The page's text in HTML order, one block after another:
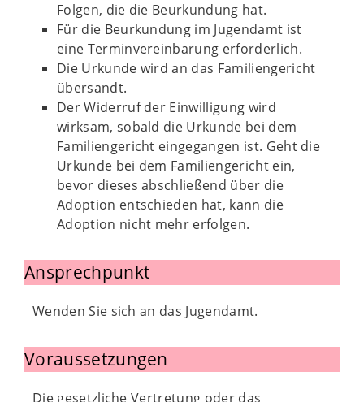
Folgen, die die Beurkundung hat.
Für die Beurkundung im Jugendamt ist
eine Terminvereinbarung erforderlich.
Die Urkunde wird an das Familiengericht
übersandt.
Der Widerruf der Einwilligung wird
wirksam, sobald die Urkunde bei dem
Familiengericht eingegangen ist. Geht die
Urkunde bei dem Familiengericht ein,
bevor dieses abschließend über die
Adoption entschieden hat, kann die
Adoption nicht mehr erfolgen.
Ansprechpunkt
Wenden Sie sich an das Jugendamt.
Voraussetzungen
Die gesetzliche Vertretung oder das